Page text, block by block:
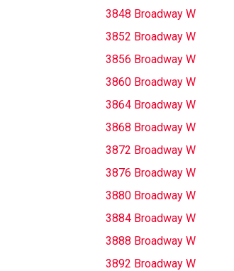
3848 Broadway W
3852 Broadway W
3856 Broadway W
3860 Broadway W
3864 Broadway W
3868 Broadway W
3872 Broadway W
3876 Broadway W
3880 Broadway W
3884 Broadway W
3888 Broadway W
3892 Broadway W